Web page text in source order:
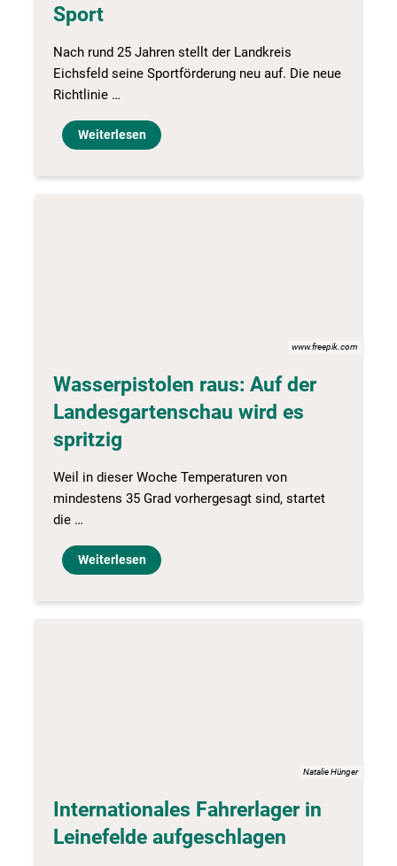
Sport
Nach rund 25 Jahren stellt der Landkreis
Eichsfeld seine Sportförderung neu auf. Die neue
Richtlinie …
Weiterlesen
www.freepik.com
Wasserpistolen raus: Auf der
Landesgartenschau wird es
spritzig
Weil in dieser Woche Temperaturen von
mindestens 35 Grad vorhergesagt sind, startet
die …
Weiterlesen
Natalie Hünger
Internationales Fahrerlager in
Leinefelde aufgeschlagen